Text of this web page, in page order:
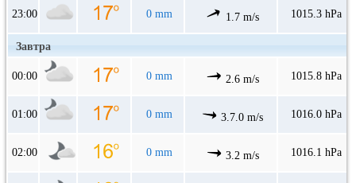
23:00 0 mm 1.7 m/s 1015.3 hPa
Завтра
00:00 0 mm 2.6 m/s 1015.8 hPa
01:00 0 mm 3.7.0 m/s 1016.0 hPa
02:00 0 mm 3.2 m/s 1016.1 hPa